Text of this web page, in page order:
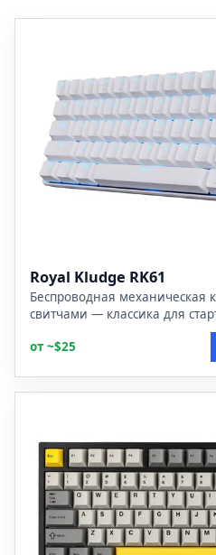
Royal Kludge RK61
Беспроводная механическая
свитчами — классика для
от ~$25